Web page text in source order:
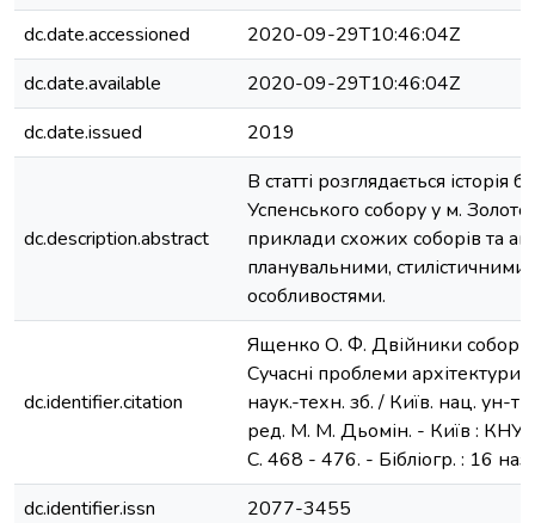
dc.date.accessioned
2020-09-29T10:46:04Z
dc.date.available
2020-09-29T10:46:04Z
dc.date.issued
2019
dc.description.abstract
В статті розглядається історія
Успенського собору у м.
приклади схожих соборів та
планувальними,
особливостями.
dc.identifier.citation
Ященко О. Ф. Двійники
Сучасні проблеми архітектури
наук.-техн. зб. / Київ. нац. ун-т
ред. М. М. Дьомін. - Київ :
С. 468 - 476. - Бібліогр. : 16
dc.identifier.issn
2077-3455